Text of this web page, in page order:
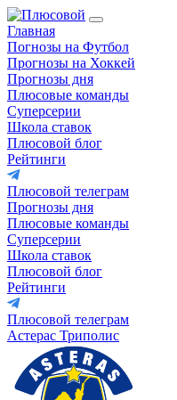
Главная
Погнозы на Футбол
Прогнозы на Хоккей
Прогнозы дня
Плюсовые команды
Суперсерии
Школа ставок
Плюсовой блог
Рейтинги
Плюсовой телеграм
Прогнозы дня
Плюсовые команды
Суперсерии
Школа ставок
Плюсовой блог
Рейтинги
Плюсовой телеграм
Астерас Триполис